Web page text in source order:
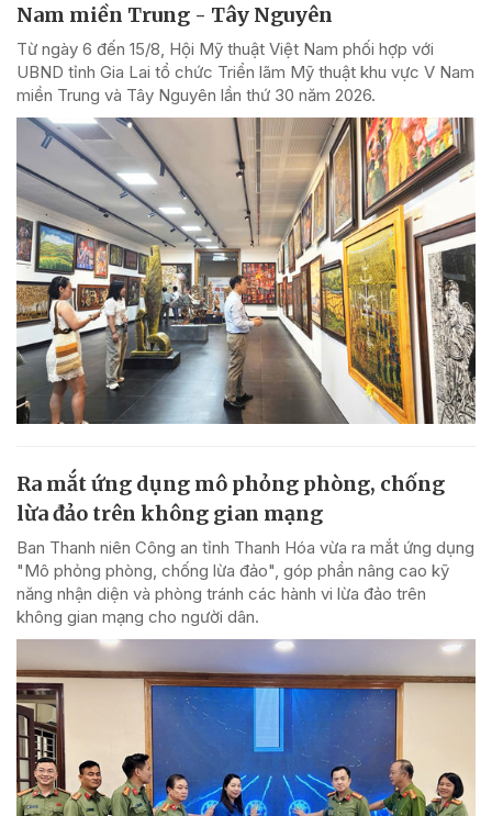
Nam miền Trung - Tây Nguyên
Từ ngày 6 đến 15/8, Hội Mỹ thuật Việt Nam phối hợp với
UBND tỉnh Gia Lai tổ chức Triển lãm Mỹ thuật khu vực V Nam
miền Trung và Tây Nguyên lần thứ 30 năm 2026.
Ra mắt ứng dụng mô phỏng phòng, chống
lừa đảo trên không gian mạng
Ban Thanh niên Công an tỉnh Thanh Hóa vừa ra mắt ứng dụng
"Mô phỏng phòng, chống lừa đảo", góp phần nâng cao kỹ
năng nhận diện và phòng tránh các hành vi lừa đảo trên
không gian mạng cho người dân.